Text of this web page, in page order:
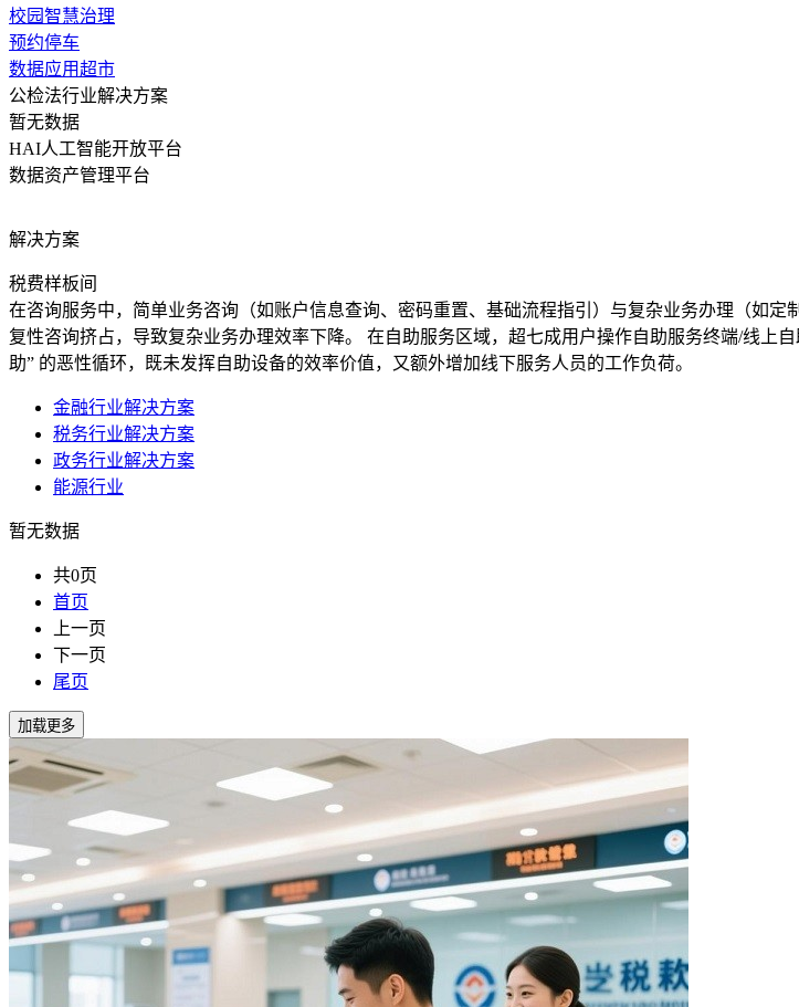
校园智慧治理
预约停车
数据应用超市
公检法行业解决方案
暂无数据
HAI人工智能开放平台
数据资产管理平台
解决方案
税费样板间
在咨询服务中，简单业务咨询（如账户信息查询、密码重置、基础流程指引）与复杂业务办理（如
复性咨询挤占，导致复杂业务办理效率下降。 在自助服务区域，超七成用户操作自助服务终端/线上
助” 的恶性循环，既未发挥自助设备的效率价值，又额外增加线下服务人员的工作负荷。
金融行业解决方案
税务行业解决方案
政务行业解决方案
能源行业
暂无数据
共0页
首页
上一页
下一页
尾页